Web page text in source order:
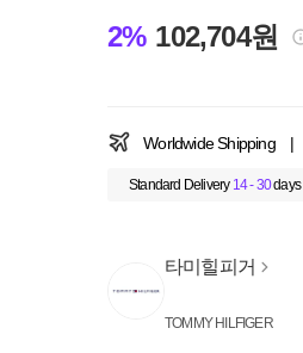
2% 102,704원
Worldwide Shipping |
Standard Delivery 14 - 30days
타미힐피거
TOMMY HILFIGER